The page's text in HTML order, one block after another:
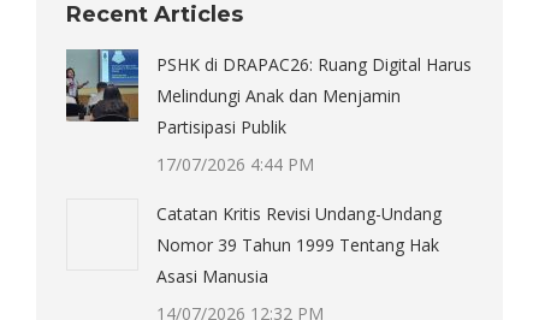
Recent Articles
PSHK di DRAPAC26: Ruang Digital Harus
Melindungi Anak dan Menjamin
Partisipasi Publik
17/07/2026 4:44 PM
Catatan Kritis Revisi Undang-Undang
Nomor 39 Tahun 1999 Tentang Hak
Asasi Manusia
14/07/2026 12:32 PM